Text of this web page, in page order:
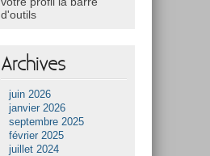
d'outils
Archives
juin 2026
janvier 2026
septembre 2025
février 2025
juillet 2024